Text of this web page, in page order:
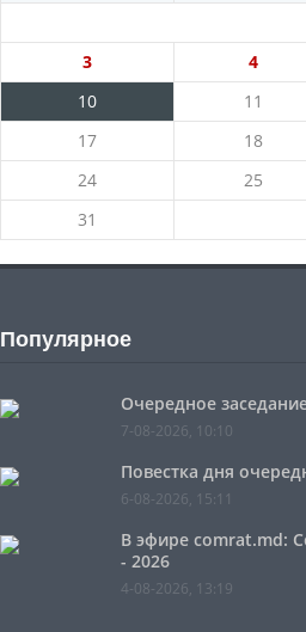
3 4
10
11
17
18
24
25
31
Популярное
Очередное
7-08-2026, 10:10
Повестка дня
6-08-2026, 15:11
В эфире comrat.md:
- 2026
4-08-2026, 13:19